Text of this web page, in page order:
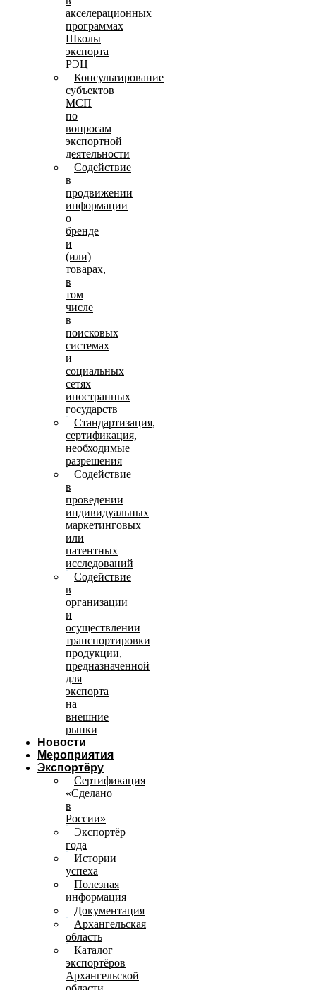
акселерационных
программах
Школы
экспорта
РЭЦ
Консультирование
субъектов
МСП
по
вопросам
экспортной
деятельности
Содействие
в
продвижении
информации
о
бренде
и
(или)
товарах,
в
том
числе
в
поисковых
системах
и
социальных
сетях
иностранных
государств
Стандартизация,
сертификация,
необходимые
разрешения
Содействие
в
проведении
индивидуальных
маркетинговых
или
патентных
исследований
Содействие
в
организации
и
осуществлении
транспортировки
продукции,
предназначенной
для
экспорта
на
внешние
рынки
Новости
Мероприятия
Экспортёру
Сертификация
«Сделано
в
России»
Экспортёр
года
Истории
успеха
Полезная
информация
Документация
Архангельская
область
Каталог
экспортёров
Архангельской